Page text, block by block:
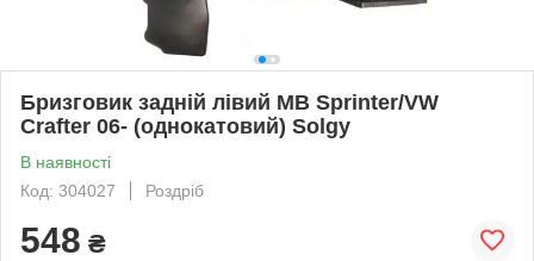
Бризговик задній лівий MB Sprinter/VW
Crafter 06- (однокатовий) Solgy
В наявності
Код: 304027
Роздріб
548 ₴